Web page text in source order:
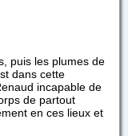
puis les plumes de
dans cette
incapable de
de partout
en ces lieux et